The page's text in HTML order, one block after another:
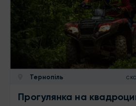
Тернопіль
Прогулянка на